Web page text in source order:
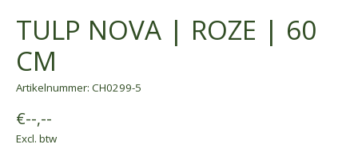
TULP NOVA | ROZE | 60
CM
Artikelnummer: CH0299-5
€--,--
Excl. btw